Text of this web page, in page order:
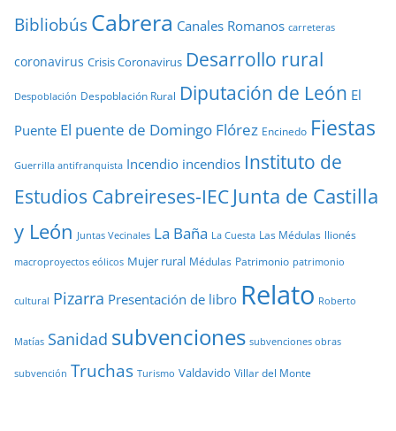
BibliobúsCabrera Canales Romanos carreteras
coronavirus Crisis Coronavirus Desarrollo rural
Despoblación Despoblación Rural Diputación de León El
Puente El puente de Domingo Flórez Encinedo Fiestas
Guerrilla antifranquista Incendio incendios Instituto de
Estudios Cabreireses-IEC Junta de Castilla
y León Juntas Vecinales La Baña La Cuesta Las Médulas llionés
macroproyectos eólicos Mujer rural Médulas Patrimonio patrimonio
cultural Pizarra Presentación de libro Relato Roberto
Matías Sanidad subvenciones subvenciones obras
subvención Truchas Turismo Valdavido Villar del Monte